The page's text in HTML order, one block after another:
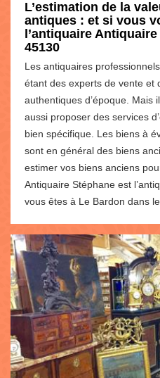
L’estimation de la
antiques : et si vous
l’antiquaire
45130
Les antiquaires
étant des experts de vente et
authentiques d’époque. Mais
aussi proposer des services
bien spécifique. Les biens à
sont en général des biens
estimer vos biens anciens
Antiquaire Stéphane est
vous êtes à Le Bardon dans